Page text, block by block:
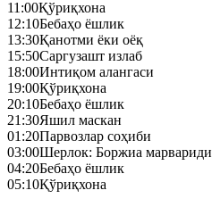
11:00Қўриқхона
12:10Бебаҳо ёшлик
13:30Қанотми ёки оёқ
15:50Саргузашт излаб
18:00Интиқом алангаси
19:00Қўриқхона
20:10Бебаҳо ёшлик
21:30Яшил маскан
01:20Парвозлар соҳиби
03:00Шерлок: Боржиа марвариди
04:20Бебаҳо ёшлик
05:10Қўриқхона